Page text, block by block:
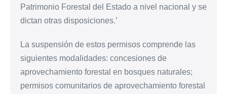
Patrimonio Forestal del Estado a nivel nacional y se
dictan otras disposiciones.’
La suspensión de estos permisos comprende las
siguientes modalidades: concesiones de
aprovechamiento forestal en bosques naturales;
permisos comunitarios de aprovechamiento forestal